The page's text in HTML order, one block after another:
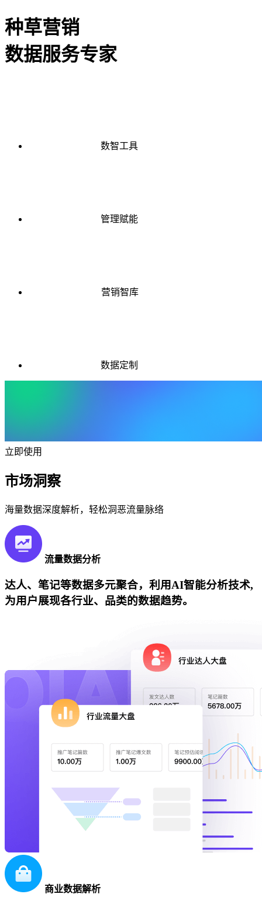
种草营销
数据服务专家
数智工具
管理赋能
营销智库
数据定制
立即使用
市场洞察
海量数据深度解析，轻松洞恶流量脉络
流量数据分析
达人、笔记等数据多元聚合，利用AI智能分析技术,
为用户展现各行业、品类的数据趋势。
商业数据解析